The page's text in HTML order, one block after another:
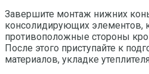
Завершите монтаж нижних
консолидирующих элементов,
противоположные стороны
После этого приступайте к
материалов, укладке